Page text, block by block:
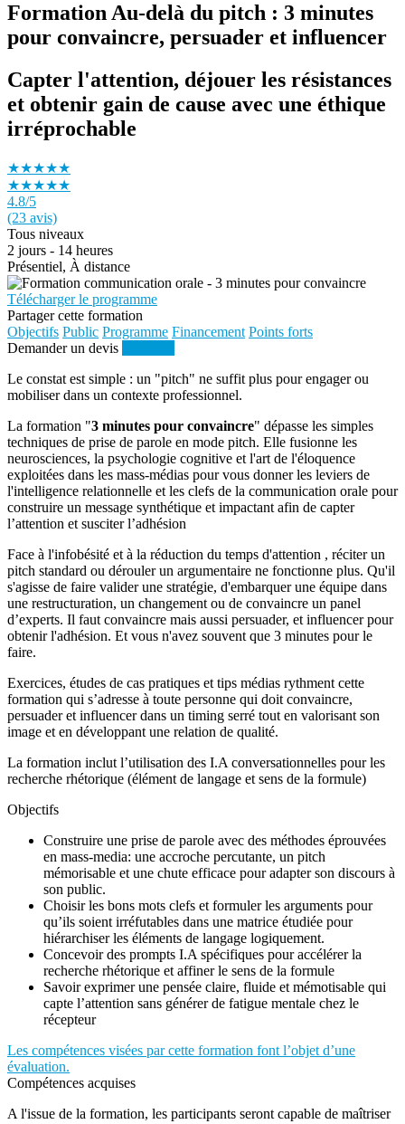
Formation Au-delà du pitch : 3 minutes
pour convaincre, persuader et influencer
Capter l'attention, déjouer les résistances
et obtenir gain de cause avec une éthique
irréprochable
★★★★★
★★★★★
4.8/5
(23 avis)
Tous niveaux
2 jours - 14 heures
Présentiel, À distance
Télécharger le programme
Partager cette formation
Objectifs Public Programme Financement Points forts
Demander un devis
Le constat est simple : un "pitch" ne suffit plus pour engager ou
mobiliser dans un contexte professionnel.
La formation "3 minutes pour convaincre" dépasse les simples
techniques de prise de parole en mode pitch. Elle fusionne les
neurosciences, la psychologie cognitive et l'art de l'éloquence
exploitées dans les mass-médias pour vous donner les leviers de
l'intelligence relationnelle et les clefs de la communication orale pour
construire un message synthétique et impactant afin de capter
l’attention et susciter l’adhésion
Face à l'infobésité et à la réduction du temps d'attention , réciter un
pitch standard ou dérouler un argumentaire ne fonctionne plus. Qu'il
s'agisse de faire valider une stratégie, d'embarquer une équipe dans
une restructuration, un changement ou de convaincre un panel
d’experts. Il faut convaincre mais aussi persuader, et influencer pour
obtenir l'adhésion. Et vous n'avez souvent que 3 minutes pour le
faire.
Exercices, études de cas pratiques et tips médias rythment cette
formation qui s’adresse à toute personne qui doit convaincre,
persuader et influencer dans un timing serré tout en valorisant son
image et en développant une relation de qualité.
La formation inclut l’utilisation des I.A conversationnelles pour les
recherche rhétorique (élément de langage et sens de la formule)
Objectifs
Construire une prise de parole avec des méthodes éprouvées
en mass-media: une accroche percutante, un pitch
mémorisable et une chute efficace pour adapter son discours à
son public.
Choisir les bons mots clefs et formuler les arguments pour
qu’ils soient irréfutables dans une matrice étudiée pour
hiérarchiser les éléments de langage logiquement.
Concevoir des prompts I.A spécifiques pour accélérer la
recherche rhétorique et affiner le sens de la formule
Savoir exprimer une pensée claire, fluide et mémotisable qui
capte l’attention sans générer de fatigue mentale chez le
récepteur
Les compétences visées par cette formation font l’objet d’une
évaluation.
Compétences acquises
A l'issue de la formation, les participants seront capable de maîtriser